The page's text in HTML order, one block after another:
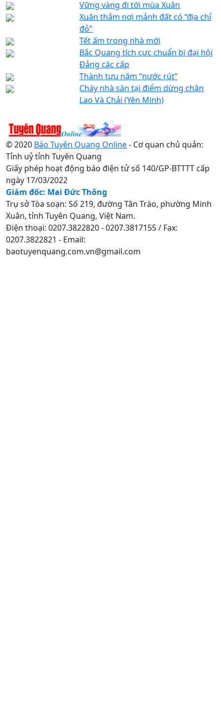
Vững vàng đi tới mùa Xuân
Xuân thắm nơi mảnh đất có “địa chỉ
đỏ”
Tết ấm trong nhà mới
Bắc Quang tích cực chuẩn bị đại hội
Đảng các cấp
Thành tựu năm “nước rút”
Cháy nhà sàn tại điểm dừng chân
Lao Và Chải (Yên Minh)
© 2020 Báo Tuyên Quang Online- Cơ quan chủ quản:
Tỉnh uỷ tỉnh Tuyên Quang
Giấy phép hoạt động báo điện tử số 140/GP-BTTTT cấp
ngày 17/03/2022
Giám đốc: Mai Đức Thông
Trụ sở Tòa soạn: Số 219, đường Tân Trào, phường Minh
Xuân, tỉnh Tuyên Quang, Việt Nam.
Điện thoại: 0207.3822820 - 0207.3817155 / Fax:
0207.3822821 - Email:
baotuyenquang.com.vn@gmail.com